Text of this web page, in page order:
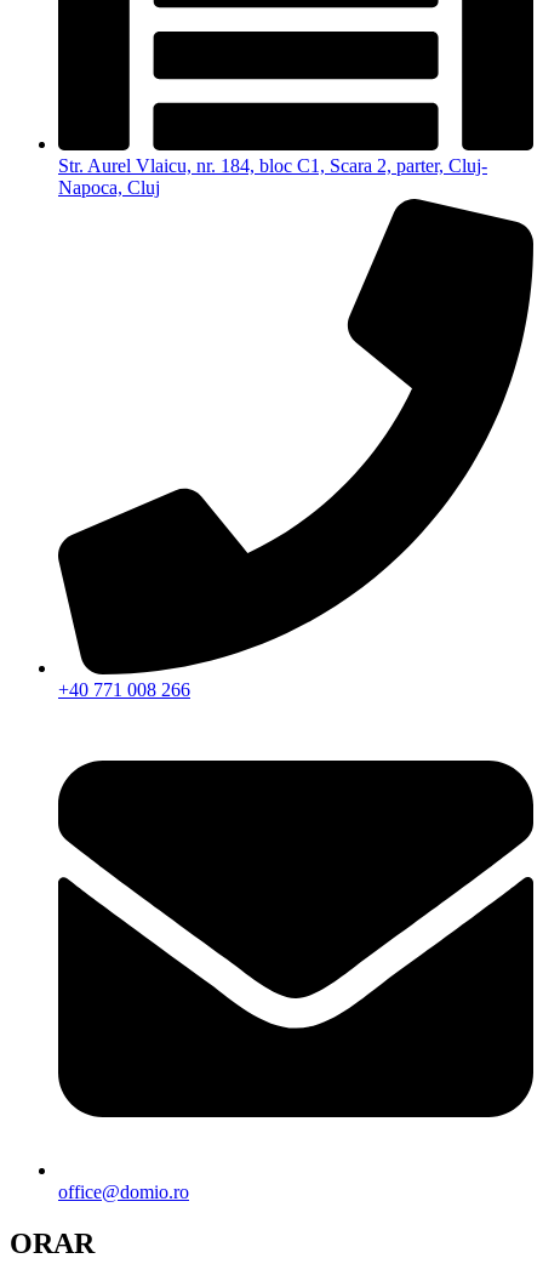
Str. Aurel Vlaicu, nr. 184, bloc C1, Scara 2, parter, Cluj-
Napoca, Cluj
+40 771 008 266
office@domio.ro
ORAR